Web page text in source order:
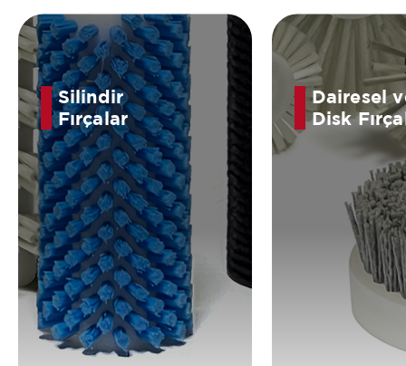
Silindir
Fırçalar
Dairesel
Disk